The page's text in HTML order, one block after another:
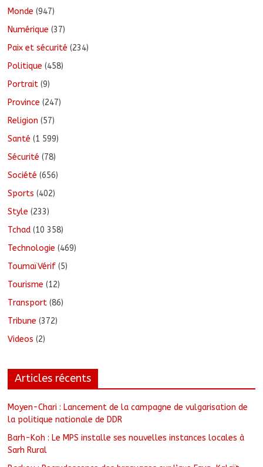
Monde (947)
Numérique (37)
Paix et sécurité (234)
Politique (458)
Portrait (9)
Province (247)
Religion (57)
Santé (1 599)
Sécurité (78)
Société (656)
Sports (402)
Style (233)
Tchad (10 358)
Technologie (469)
ToumaïVérif (5)
Tourisme (12)
Transport (86)
Tribune (372)
Videos (2)
Articles récents
Moyen-Chari : Lancement de la campagne de vulgarisation de
la politique nationale de DDR
Barh-Koh : Le MPS installe ses nouvelles instances locales à
Sarh Rural